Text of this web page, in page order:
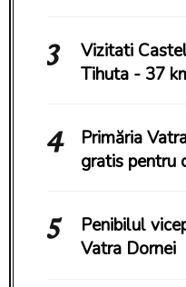
Vizitati
Tihuta - 37
Primăria
gratis pentru
Penibilul
Vatra Dornei